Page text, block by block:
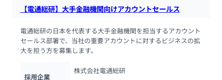
【電通総研】大手金融機関向けアカウントセールス
電通総研の日本を代表する大手金融機関を担当するアカウント
セールス部署で、当社の重要アカウントに対するビジネスの拡
大を担う方を募集します。
採用企業
株式会社電通総研